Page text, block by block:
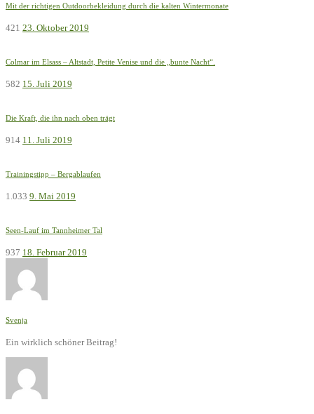
Mit der richtigen Outdoorbekleidung durch die kalten Wintermonate
421 23. Oktober 2019
Colmar im Elsass – Altstadt, Petite Venise und die „bunte Nacht“.
582 15. Juli 2019
Die Kraft, die ihn nach oben trägt
914 11. Juli 2019
Trainingstipp – Bergablaufen
1.033 9. Mai 2019
Seen-Lauf im Tannheimer Tal
937 18. Februar 2019
Svenja
Ein wirklich schöner Beitrag!